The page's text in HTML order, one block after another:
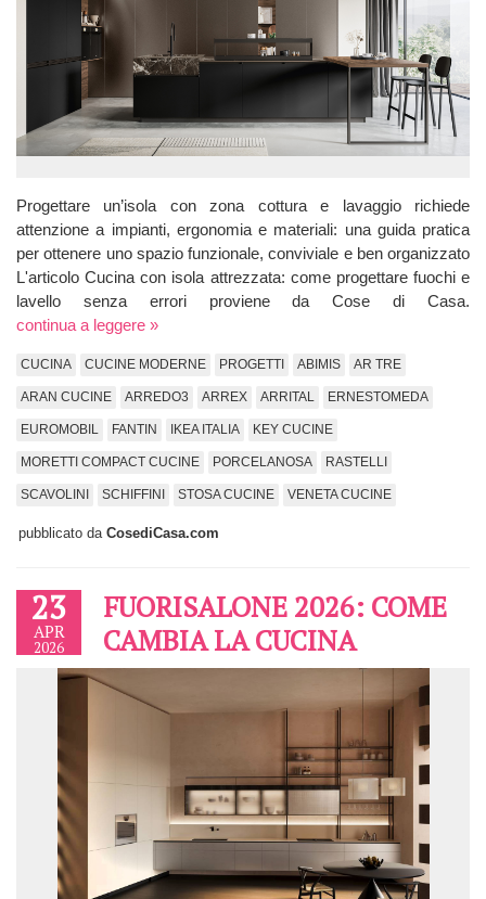
Progettare un’isola con zona cottura e lavaggio richiede
attenzione a impianti, ergonomia e materiali: una guida pratica
per ottenere uno spazio funzionale, conviviale e ben organizzato
L'articolo Cucina con isola attrezzata: come progettare fuochi e
lavello senza errori proviene da Cose di Casa.
continua a leggere »
CUCINA CUCINE MODERNE PROGETTI ABIMIS AR TRE
ARAN CUCINE ARREDO3 ARREX ARRITAL ERNESTOMEDA
EUROMOBIL FANTIN IKEA ITALIA KEY CUCINE
MORETTI COMPACT CUCINE PORCELANOSA RASTELLI
SCAVOLINI SCHIFFINI STOSA CUCINE VENETA CUCINE
pubblicato da CosediCasa.com
23
APR
2026
FUORISALONE 2026: COME
CAMBIA LA CUCINA